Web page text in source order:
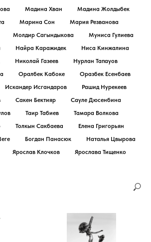
Мадина Хван
Мадина Жолдыбек
Марина Сон
Мария Резванова
Молдир Сагындыкова
Муниса Гулиева
Найра Каражидек
Ниса Кинжалина
Николай Газеев
Нурлан Тапауов
Оралбек Кабоке
Оразбек Есенбаев
Искандер Исгандаров
Рашид Нурекеев
Сакен Бектияр
Сауле Дюсенбина
Таир Табиев
Тамара Волкова
Толкын Сакбаева
Елена Григорьян
Богдан Панасюк
Наталья Цвырова
Ярослав Клочков Ярослава Тищенко